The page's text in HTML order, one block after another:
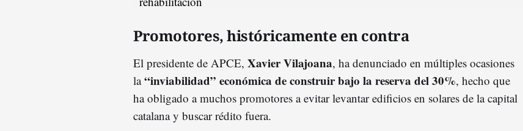
Promotores, históricamente en contra
El presidente de APCE, Xavier Vilajoana, ha denunciado en múltiples ocasiones
la“inviabilidad” económica de construir bajo la reserva del 30%, hecho que
ha obligado a muchos promotores a evitar levantar edificios en solares de la capital
catalana y buscar rédito fuera.